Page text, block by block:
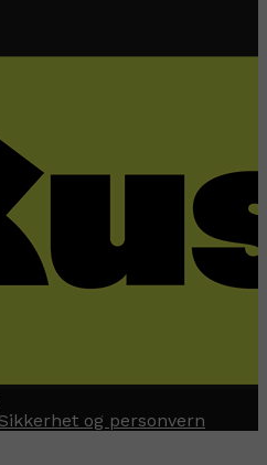
og personvern